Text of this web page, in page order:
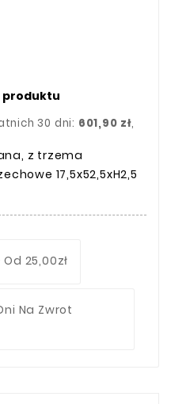
produktu
30 dni: 601,90 zł,
z trzema
17,5x52,5xH2,5
25,00zł
Na Zwrot